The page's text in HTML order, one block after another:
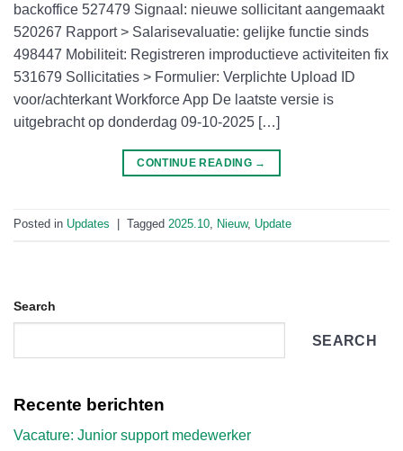
backoffice 527479 Signaal: nieuwe sollicitant aangemaakt
520267 Rapport > Salarisevaluatie: gelijke functie sinds
498447 Mobiliteit: Registreren improductieve activiteiten fix
531679 Sollicitaties > Formulier: Verplichte Upload ID
voor/achterkant Workforce App De laatste versie is
uitgebracht op donderdag 09-10-2025 […]
CONTINUE READING →
Posted in Updates Tagged 2025.10, Nieuw, Update
Search
SEARCH
Recente berichten
Vacature: Junior support medewerker